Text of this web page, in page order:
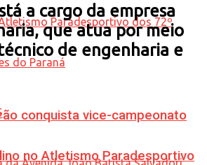
conquista vice-campeonato
no Atletismo Paradesportivo
a cargo da empresa
que atua por meio
de engenharia e